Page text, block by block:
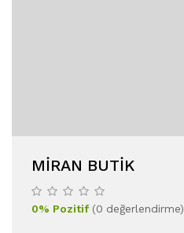
MIRAN BUTIK
0% Pozitif(0 değerlendirme)